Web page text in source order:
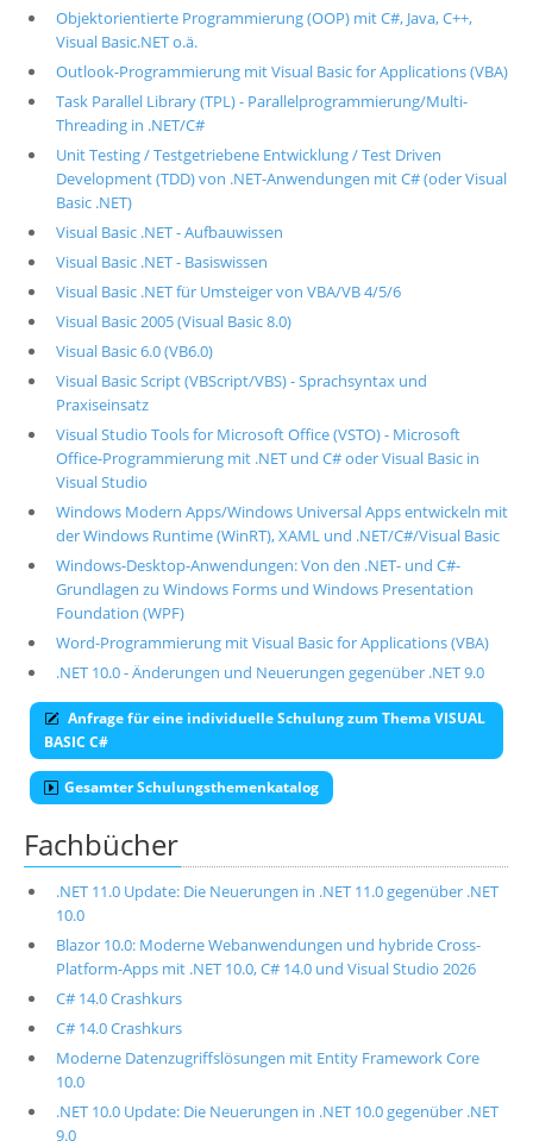
Objektorientierte Programmierung (OOP) mit C#, Java, C++,
Visual Basic.NET o.ä.
Outlook-Programmierung mit Visual Basic for Applications (VBA)
Task Parallel Library (TPL) - Parallelprogrammierung/Multi-
Threading in .NET/C#
Unit Testing / Testgetriebene Entwicklung / Test Driven
Development (TDD) von .NET-Anwendungen mit C# (oder Visual
Basic .NET)
Visual Basic .NET - Aufbauwissen
Visual Basic .NET - Basiswissen
Visual Basic .NET für Umsteiger von VBA/VB 4/5/6
Visual Basic 2005 (Visual Basic 8.0)
Visual Basic 6.0 (VB6.0)
Visual Basic Script (VBScript/VBS) - Sprachsyntax und
Praxiseinsatz
Visual Studio Tools for Microsoft Office (VSTO) - Microsoft
Office-Programmierung mit .NET und C# oder Visual Basic in
Visual Studio
Windows Modern Apps/Windows Universal Apps entwickeln mit
der Windows Runtime (WinRT), XAML und .NET/C#/Visual Basic
Windows-Desktop-Anwendungen: Von den .NET- und C#-
Grundlagen zu Windows Forms und Windows Presentation
Foundation (WPF)
Word-Programmierung mit Visual Basic for Applications (VBA)
.NET 10.0 - Änderungen und Neuerungen gegenüber .NET 9.0
Anfrage für eine individuelle Schulung zum Thema VISUAL
BASIC C#
Gesamter Schulungsthemenkatalog
Fachbücher
.NET 11.0 Update: Die Neuerungen in .NET 11.0 gegenüber .NET
10.0
Blazor 10.0: Moderne Webanwendungen und hybride Cross-
Platform-Apps mit .NET 10.0, C# 14.0 und Visual Studio 2026
C# 14.0 Crashkurs
C# 14.0 Crashkurs
Moderne Datenzugriffslösungen mit Entity Framework Core
10.0
.NET 10.0 Update: Die Neuerungen in .NET 10.0 gegenüber .NET
9.0